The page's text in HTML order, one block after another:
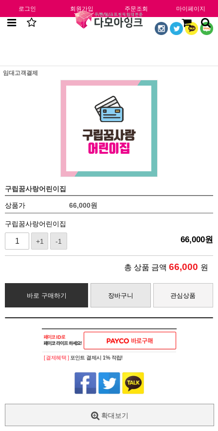
로그인 회원가입 주문조회 마이페이지
임대고객결제
구립꿈사랑어린이집
상품가 66,000원
구립꿈사랑어린이집
+1 -1 66,000원
총 상품 금액 66,000 원
바로 구매하기 장바구니 관심상품
[ 결제혜택 ] 포인트 결제시 1% 적립!
확대보기